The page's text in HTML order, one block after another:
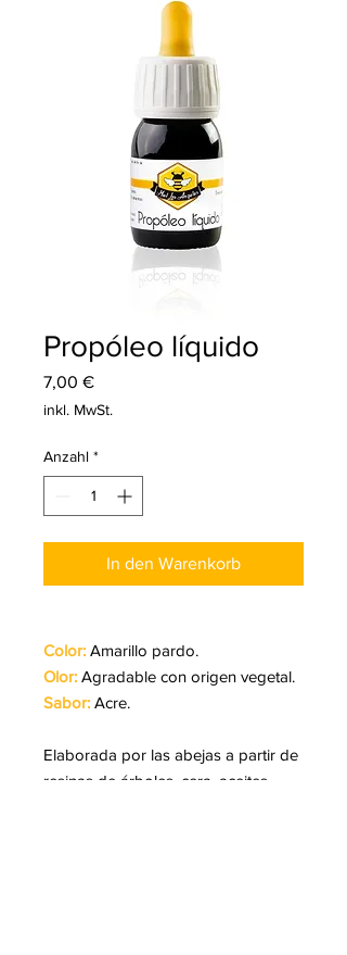
Propóleo líquido
7,00 €Preis
inkl. MwSt.
Anzahl *
In den Warenkorb
Color: Amarillo pardo.
Olor: Agradable con origen vegetal.
Sabor: Acre.
Elaborada por las abejas a partir de
resinas de árboles, cera, aceites